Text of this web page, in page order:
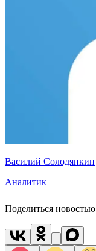
Василий Солодянкин
Аналитик
Поделиться новостью